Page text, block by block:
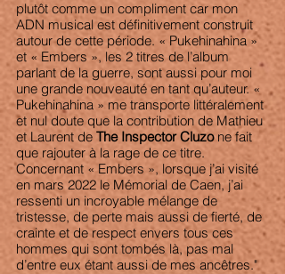
plutôt comme un compliment car mon
ADN musical est définitivement construit
autour de cette période. « Pukehinahina »
et « Embers », les 2 titres de l’album
parlant de la guerre, sont aussi pour moi
une grande nouveauté en tant qu’auteur. «
Pukehinahina » me transporte littéralement
et nul doute que la contribution de Mathieu
et Laurent de The Inspector Cluzo ne fait
que rajouter à la rage de ce titre.
Concernant « Embers », lorsque j’ai visité
en mars 2022 le Mémorial de Caen, j’ai
ressenti un incroyable mélange de
tristesse, de perte mais aussi de fierté, de
crainte et de respect envers tous ces
hommes qui sont tombés là, pas mal
d’entre eux étant aussi de mes ancêtres."